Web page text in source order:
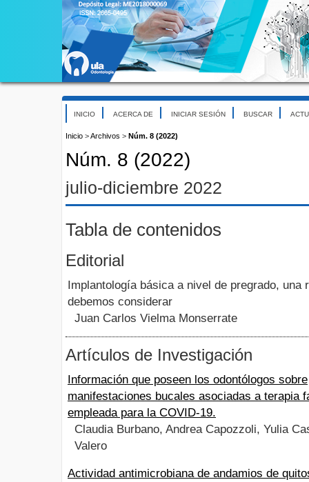
INICIO ACERCA DE INICIAR SESIÓN BUSCAR
Inicio >Archivos > Núm. 8 (2022)
Núm. 8 (2022)
julio-diciembre 2022
Tabla de contenidos
Editorial
Implantología básica a nivel de pregrado, una
debemos considerar
Juan Carlos Vielma Monserrate
Artículos de Investigación
Información que poseen los odontólogos sobre
manifestaciones bucales asociadas a terapia
empleada para la COVID-19.
Claudia Burbano, Andrea Capozzoli, Yulia
Valero
Actividad antimicrobiana de andamios de